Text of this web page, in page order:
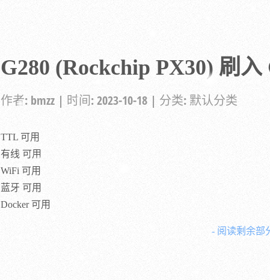
G280 (Rockchip PX30) 刷
作者: bmzz | 时间:2023-10-18 | 分类: 默认分类
TTL 可用
有线 可用
WiFi 可用
蓝牙 可用
Docker 可用
- 阅读剩余部